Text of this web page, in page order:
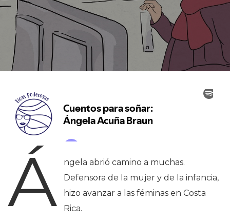
Á
ngela abrió camino a muchas.
Defensora de la mujer y de la infancia,
hizo avanzar a las féminas en Costa
Rica.